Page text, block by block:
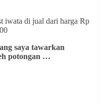
iwata di jual dari harga Rp
saya tawarkan
potongan …